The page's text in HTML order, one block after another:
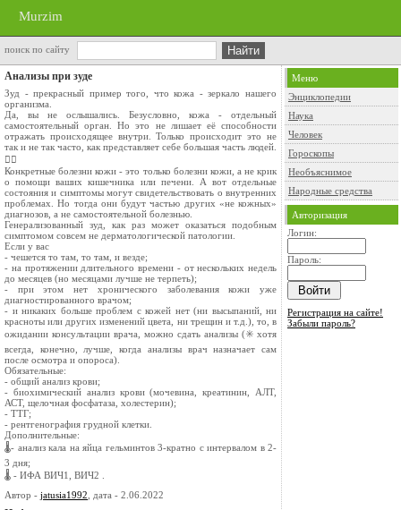
Murzim
поиск по сайту
Анализы при зуде
Зуд - прекрасный пример того, что кожа - зеркало нашего
организма.
Да, вы не ослышались. Безусловно, кожа - отдельный
самостоятельный орган. Но это не лишает её способности
отражать происходящее внутри. Только происходит это не
так и не так часто, как представляет себе большая часть людей.
🧞‍♂️
Конкретные болезни кожи - это только болезни кожи, а не крик
о помощи ваших кишечника или печени. А вот отдельные
состояния и симптомы могут свидетельствовать о внутренних
проблемах. Но тогда они будут частью других «не кожных»
диагнозов, а не самостоятельной болезнью.
Генерализованный зуд, как раз может оказаться подобным
симптомом совсем не дерматологической патологии.
Если у вас
- чешется то там, то там, и везде;
- на протяжении длительного времени - от нескольких недель
до месяцев (но месяцами лучше не терпеть);
- при этом нет хронического заболевания кожи уже
диагностированного врачом;
- и никаких больше проблем с кожей нет (ни высыпаний, ни
красноты или других изменений цвета, ни трещин и т.д.), то, в
ожидании консультации врача, можно сдать анализы (✳️ хотя
всегда, конечно, лучше, когда анализы врач назначает сам
после осмотра и опороса).
Обязательные:
- общий анализ крови;
- биохимический анализ крови (мочевина, креатинин, АЛТ,
АСТ, щелочная фосфатаза, холестерин);
- ТТГ;
- рентгенография грудной клетки.
Дополнительные:
🌡- анализ кала на яйца гельминтов 3-кратно с интервалом в 2-
3 дня;
🌡 - ИФА ВИЧ1, ВИЧ2 .
Автор - jatusia1992 , дата - 2.06.2022
Меню
Энциклопедии
Наука
Человек
Гороскопы
Необъяснимое
Народные средства
Авторизация
Логин:
Пароль:
Регистрация на сайте!
Забыли пароль?